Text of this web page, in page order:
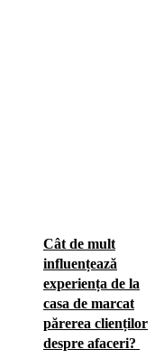
Cât de mult
influențează
experiența de la
casa de marcat
părerea clienților
despre afaceri?